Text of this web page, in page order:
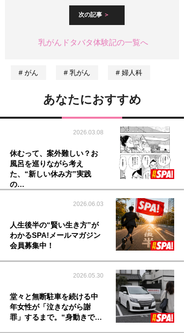
次の記事
乳がんドタバタ体験記の一覧へ
がん 乳がん 婦人科
あなたにおすすめ
2026.03.08
休むって、案外難しい？お
風呂を巡りながら考え
た、“新しい休み方”実践
の…
2026.06.03
人生後半の“賢い生き方”が
わかるSPA!メールマガジン
会員募集中！
2026.05.30
堂々と無断駐車を続ける中
年女性が「泣きながら謝
罪」するまで。“身動きで…